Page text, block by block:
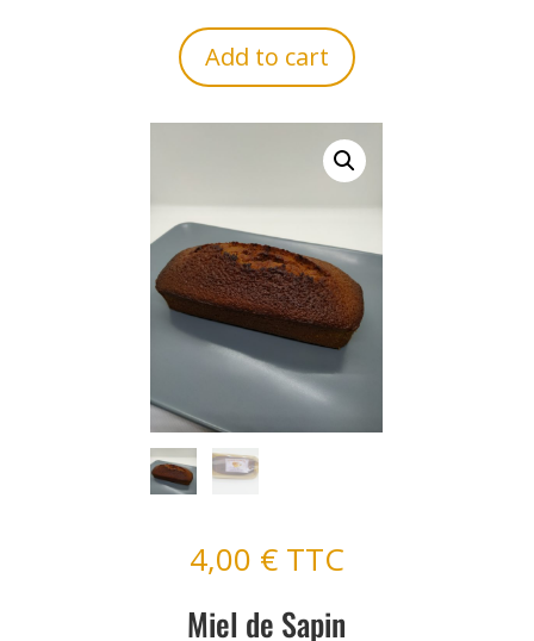
Add to cart
4,00 € TTC
Miel de Sapin